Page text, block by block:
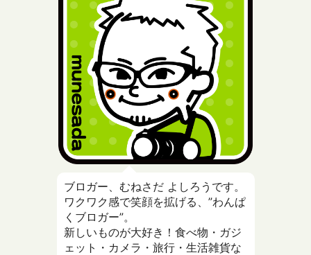
ブロガー、むねさだ よしろうです。
ワクワク感で笑顔を拡げる、”わんぱ
くブロガー”。
新しいものが大好き！食べ物・ガジ
ェット・カメラ・旅行・生活雑貨な